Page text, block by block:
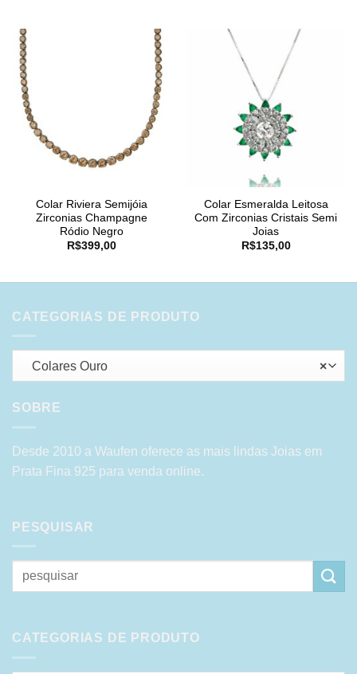
Colar Riviera Semijóia
Zirconias Champagne
Ródio Negro
R$399,00
Colar Esmeralda Leitosa
Com Zirconias Cristais Semi
Joias
R$135,00
CATEGORIAS DE PRODUTO
×
Colares Ouro
SOBRE
Desde 2010 a Waufen oferece as mais lindas Joias em
Prata Fina 925 para venda online.
PESQUISAR
Pesquisar
por:
CATEGORIAS DE PRODUTO